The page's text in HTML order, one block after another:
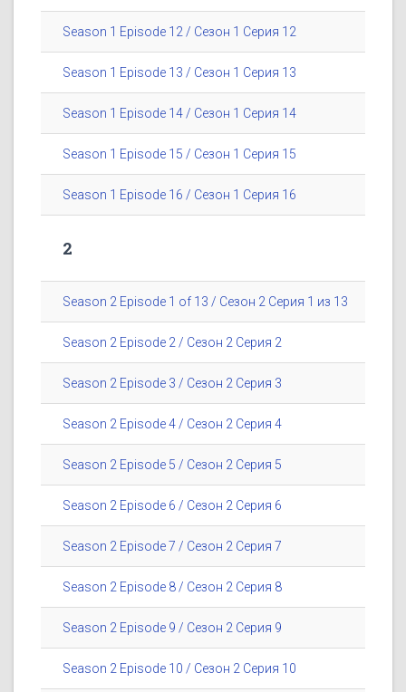
Season 1 Episode 12 / Сезон 1 Серия 12
Season 1 Episode 13 / Сезон 1 Серия 13
Season 1 Episode 14 / Сезон 1 Серия 14
Season 1 Episode 15 / Сезон 1 Серия 15
Season 1 Episode 16 / Сезон 1 Серия 16
2
Season 2 Episode 1 of 13 / Сезон 2 Серия 1 из 13
Season 2 Episode 2 / Сезон 2 Серия 2
Season 2 Episode 3 / Сезон 2 Серия 3
Season 2 Episode 4 / Сезон 2 Серия 4
Season 2 Episode 5 / Сезон 2 Серия 5
Season 2 Episode 6 / Сезон 2 Серия 6
Season 2 Episode 7 / Сезон 2 Серия 7
Season 2 Episode 8 / Сезон 2 Серия 8
Season 2 Episode 9 / Сезон 2 Серия 9
Season 2 Episode 10 / Сезон 2 Серия 10